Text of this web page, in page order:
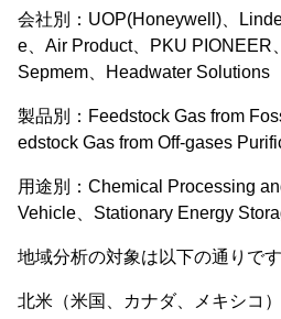
会社別：UOP(Honeywell)、
e、Air Product、PKU PIONEER
Sepmem、Headwater Solutions
製品別：Feedstock Gas from
edstock Gas from Off-gases
用途別：Chemical Processing
Vehicle、Stationary Energy
地域分析の対象は以下の通りです
北米（米国、カナダ、メキシコ）